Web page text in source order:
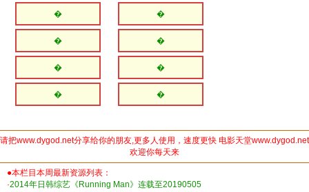
� �
� �
� �
� �
请把www.dygod.net分享给你的朋友,更多人使用，速度更快 电影天堂www.dygod.net
欢迎你每天来
●本栏目本周最新资源列表：
·2014年日韩综艺《Running Man》连载至20190505